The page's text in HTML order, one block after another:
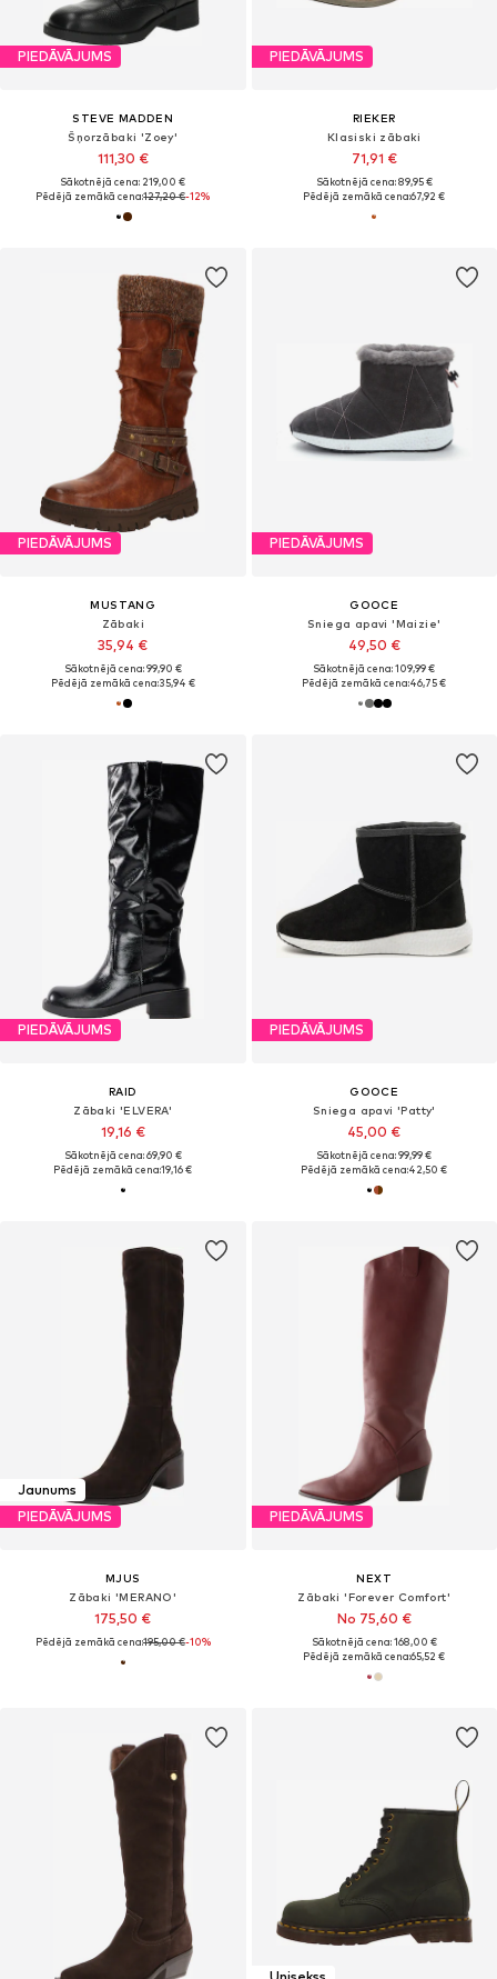
PIEDĀVĀJUMS
STEVE MADDEN
Šņorzābaki 'Zoey'
111,30 €
Sākotnējā cena: 219,00 €
Pēdējā zemākā cena:127,20 €-12%
PIEDĀVĀJUMS
RIEKER
Klasiski zābaki
71,91 €
Sākotnējā cena: 89,95 €
Pēdējā zemākā cena:67,92 €
PIEDĀVĀJUMS
MUSTANG
Zābaki
35,94 €
Sākotnējā cena: 99,90 €
Pēdējā zemākā cena:35,94 €
PIEDĀVĀJUMS
GOOCE
Sniega apavi 'Maizie'
49,50 €
Sākotnējā cena: 109,99 €
Pēdējā zemākā cena:46,75 €
PIEDĀVĀJUMS
RAID
Zābaki 'ELVERA'
19,16 €
Sākotnējā cena: 69,90 €
Pēdējā zemākā cena:19,16 €
PIEDĀVĀJUMS
GOOCE
Sniega apavi 'Patty'
45,00 €
Sākotnējā cena: 99,99 €
Pēdējā zemākā cena:42,50 €
Jaunums
PIEDĀVĀJUMS
MJUS
Zābaki 'MERANO'
175,50 €
Pēdējā zemākā cena:195,00 €-10%
PIEDĀVĀJUMS
NEXT
Zābaki 'Forever Comfort'
No 75,60 €
Sākotnējā cena: 168,00 €
Pēdējā zemākā cena:65,52 €